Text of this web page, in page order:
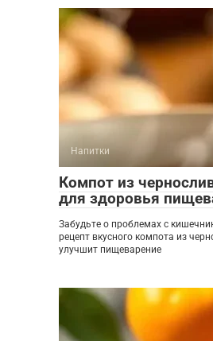
Напитки
Компот из
для здоровья
Забудьте о проблемах с
рецепт вкусного компота из
улучшит пищеварение